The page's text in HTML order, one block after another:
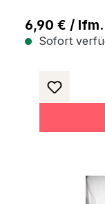
6,90 € /
Sofort